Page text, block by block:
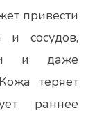
привести
сосудов,
и даже
теряет
раннее